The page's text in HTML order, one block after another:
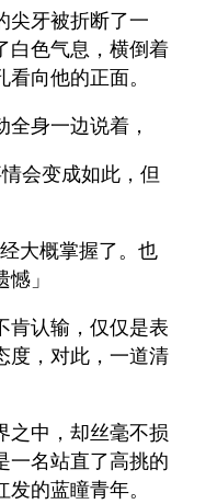
尖牙被折断了一
白色气息，横倒着
向他的正面。
身一边说着，
会变成如此，但
大概掌握了。也
」
肯认输，仅仅是表
度，对此，一道清
之中，却丝毫不损
一名站直了高挑的
的蓝瞳青年。